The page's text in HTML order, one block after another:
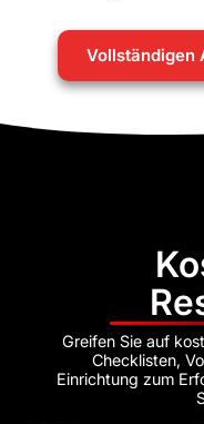
Vollständigen
Greifen Sie auf
Checklisten,
Einrichtung zum